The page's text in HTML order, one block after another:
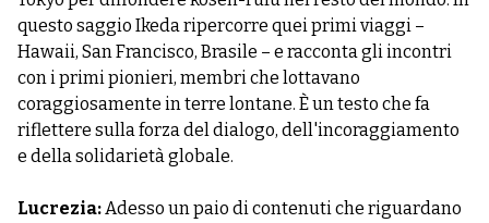
questo saggio Ikeda ripercorre quei primi viaggi –
Hawaii, San Francisco, Brasile – e racconta gli incontri
con i primi pionieri, membri che lottavano
coraggiosamente in terre lontane. È un testo che fa
riflettere sulla forza del dialogo, dell'incoraggiamento
e della solidarietà globale.
Lucrezia:Adesso un paio di contenuti che riguardano